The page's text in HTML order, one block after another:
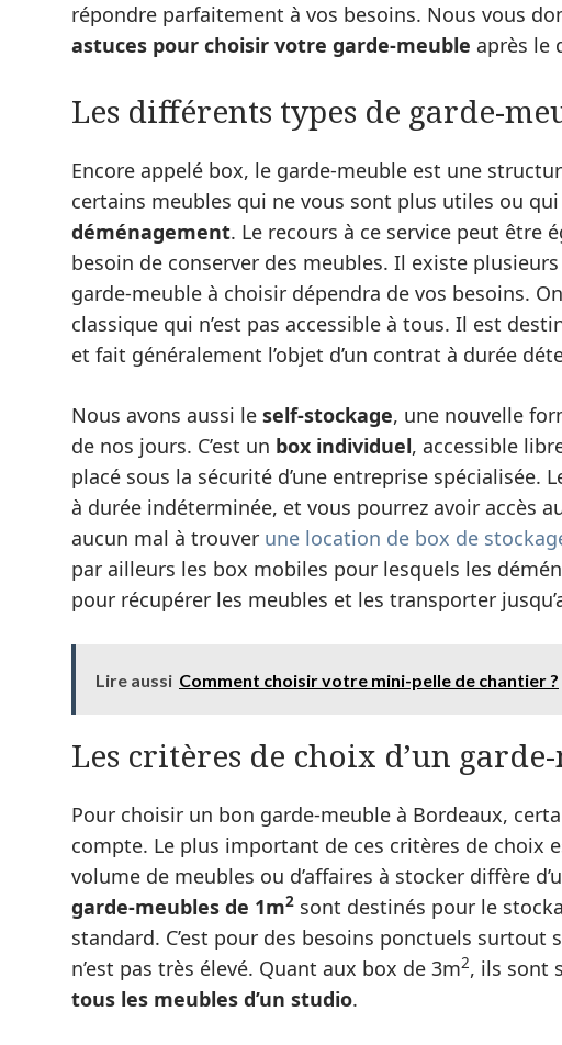
répondre parfaitement à vos besoins. Nous vous
astuces pour choisir votre garde-meuble après le
Les différents types de garde-
Encore appelé box, le garde-meuble est une
certains meubles qui ne vous sont plus utiles ou
déménagement. Le recours à ce service peut être
besoin de conserver des meubles. Il existe
garde-meuble à choisir dépendra de vos besoins.
classique qui n’est pas accessible à tous. Il est
et fait généralement l’objet d’un contrat à durée
Nous avons aussi le self-stockage, une nouvelle
de nos jours. C’est un box individuel, accessible
placé sous la sécurité d’une entreprise spécialisée.
à durée indéterminée, et vous pourrez avoir accès
aucun mal à trouver une location de box de
par ailleurs les box mobiles pour lesquels les
pour récupérer les meubles et les transporter
Lire aussi Comment choisir votre mini-pelle de chantier ?
Les critères de choix d’un
Pour choisir un bon garde-meuble à Bordeaux,
compte. Le plus important de ces critères de choix
volume de meubles ou d’affaires à stocker diffère
garde-meubles de 1m2 sont destinés pour le
standard. C’est pour des besoins ponctuels surtout
n’est pas très élevé. Quant aux box de 3m2, ils sont
tous les meubles d’un studio.